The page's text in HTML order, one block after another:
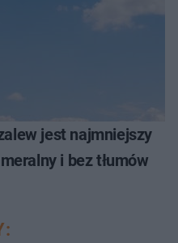
jest najmniejszy
i bez tłumów